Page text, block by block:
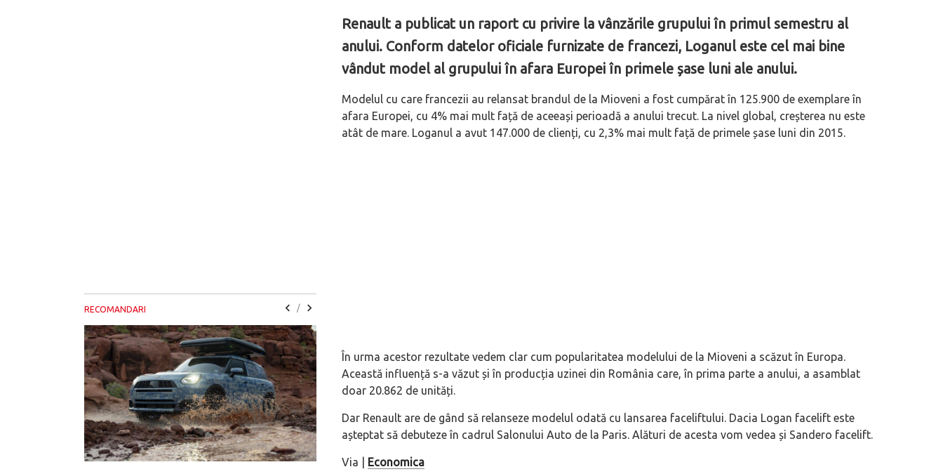
Renault a publicat un raport cu privire la vânzările grupului în primul semestru al
anului. Conform datelor oficiale furnizate de francezi, Loganul este cel mai bine
vândut model al grupului în afara Europei în primele șase luni ale anului.
Modelul cu care francezii au relansat brandul de la Mioveni a fost cumpărat în 125.900 de exemplare în
afara Europei, cu 4% mai mult față de aceeași perioadă a anului trecut. La nivel global, creșterea nu este
atât de mare. Loganul a avut 147.000 de clienți, cu 2,3% mai mult față de primele șase luni din 2015.
În urma acestor rezultate vedem clar cum popularitatea modelului de la Mioveni a scăzut în Europa.
Această influență s-a văzut și în producția uzinei din România care, în prima parte a anului, a asamblat
doar 20.862 de unități.
Dar Renault are de gând să relanseze modelul odată cu lansarea faceliftului. Dacia Logan facelift este
așteptat să debuteze în cadrul Salonului Auto de la Paris. Alături de acesta vom vedea și Sandero facelift.
Via | Economica
RECOMANDARI /